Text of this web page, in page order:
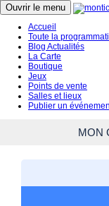
Ouvrir le menu
Close menu
Accueil
Toute la
Blog Actualités
La Carte
Boutique
Jeux
Points de vente
Salles et lieux
Publier un
MON